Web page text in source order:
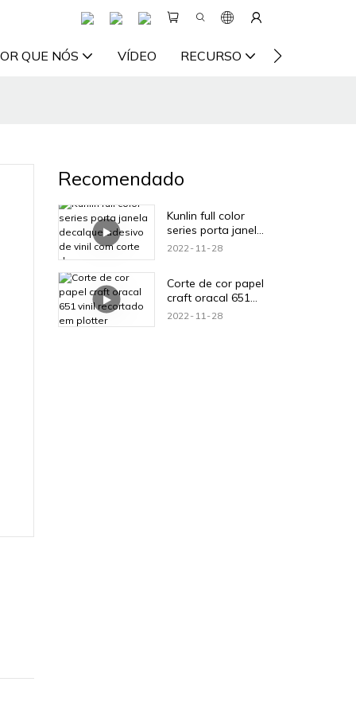
QUE NÓS VÍDEO RECURSO ENTRE EM
Recomendado
Kunlin full color
series porta janela
decalque adesivo
2022 11 28
Corte de cor papel
craft oracal 651
vinil recortado em
2022 11 28